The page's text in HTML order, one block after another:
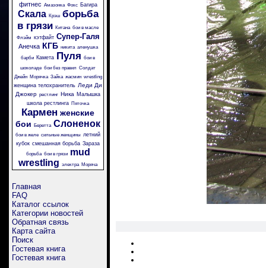
фитнес Амазонка Фокс Багира
Скала Крэш борьба
в грязи Китана бои в масле
Флэйм кэтфайт Супер-Галя
Анечка КГБ никита аленушка
барби Камета Пуля бои в
шоколаде бои без правил Солдат
Джейн
Морячка Зайка жасмин wrestling
женщина телохранитель Леди Ди
Джокер рестлинг Ника Малышка
школа рестлинга Пяточка
Кармен женские
бои
Беретта Слоненок
бои в желе сильные женщины летний
кубок смешанная борьба Зараза
борьба бои в грязи
mud
wrestling электра Моряча
Главная
FAQ
Каталог ссылок
Категории новостей
Обратная связь
Карта сайта
Поиск
Гостевая книга
Гостевая книга